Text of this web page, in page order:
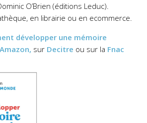
O’Brien (éditions Leduc).
en librairie ou en ecommerce.
développer une mémoire
sur Decitre ou sur la Fnac